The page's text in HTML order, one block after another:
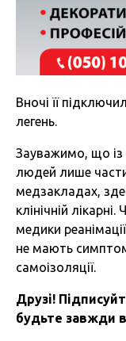
Вночі її
легень.
Зауважимо, що із
людей лише
медзакладах,
клінічній
медики реанімації
не мають
самоізоляції.
Друзі!
будьте завжди в